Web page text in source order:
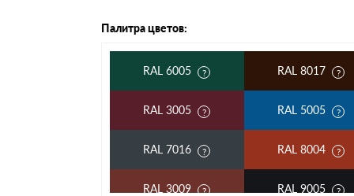
Палитра цветов:
RAL 6005 RAL 8017
RAL 3005 RAL 5005
RAL 7016 RAL 8004
RAL 3009 RAL 9005